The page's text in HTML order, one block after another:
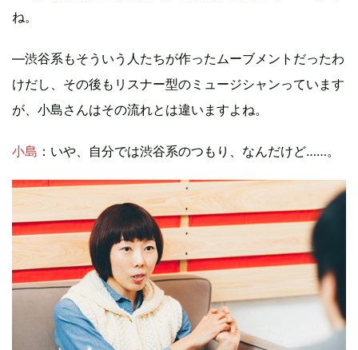
ね。
―渋谷系もそういう人たちが作ったムーブメントだったわ
けだし、その後もリスナー型のミュージシャンっています
が、小島さんはその流れとは違いますよね。
小島 ：いや、自分では渋谷系のつもり、なんだけど……。